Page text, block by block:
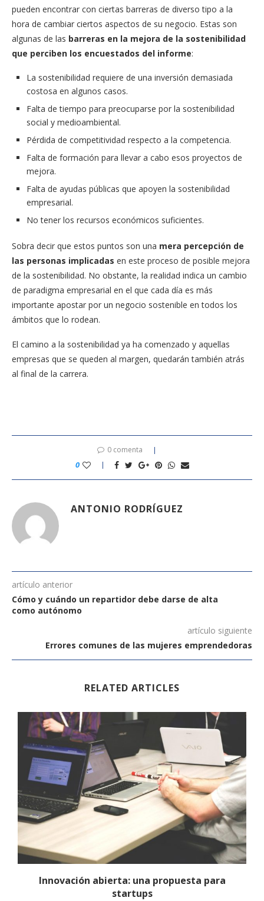
pueden encontrar con ciertas barreras de diverso tipo a la
hora de cambiar ciertos aspectos de su negocio. Estas son
algunas de las barreras en la mejora de la sostenibilidad
que perciben los encuestados del informe:
La sostenibilidad requiere de una inversión demasiada
costosa en algunos casos.
Falta de tiempo para preocuparse por la sostenibilidad
social y medioambiental.
Pérdida de competitividad respecto a la competencia.
Falta de formación para llevar a cabo esos proyectos de
mejora.
Falta de ayudas públicas que apoyen la sostenibilidad
empresarial.
No tener los recursos económicos suficientes.
Sobra decir que estos puntos son una mera percepción de
las personas implicadas en este proceso de posible mejora
de la sostenibilidad. No obstante, la realidad indica un cambio
de paradigma empresarial en el que cada día es más
importante apostar por un negocio sostenible en todos los
ámbitos que lo rodean.
El camino a la sostenibilidad ya ha comenzado y aquellas
empresas que se queden al margen, quedarán también atrás
al final de la carrera.
0 comenta
0
ANTONIO RODRÍGUEZ
artículo anterior
Cómo y cuándo un repartidor debe darse de alta
como autónomo
artículo siguiente
Errores comunes de las mujeres emprendedoras
RELATED ARTICLES
Innovación abierta: una propuesta para
startups